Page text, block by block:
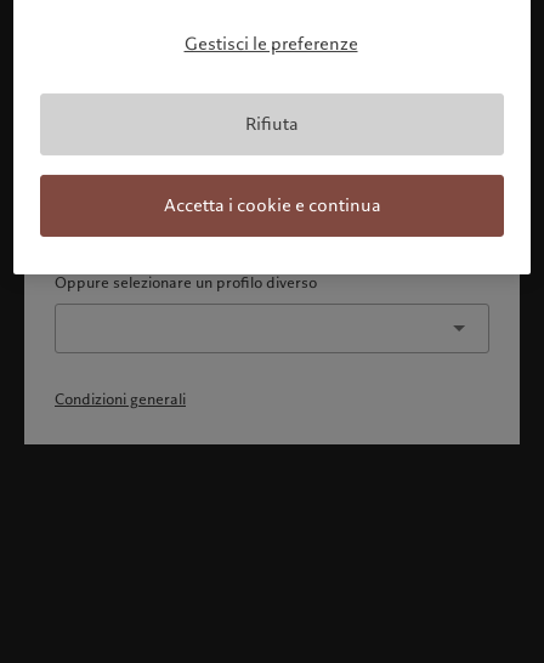
Confermare il proprio profilo
Con la presente dichiaro 1) di aver pienamente compreso
cittadino o residente degli Stati Uniti o del Canada.
Continua
Oppure selezionare un profilo diverso
Condizioni generali
Gestisci le preferenze
Rifiuta
Accetta i cookie e continua